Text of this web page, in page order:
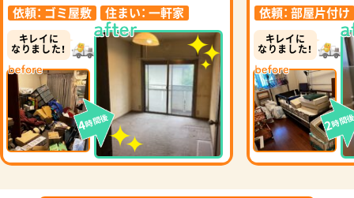
依頼： ゴミ屋敷 住まい： 一軒家
キレイに
なりました！
4時間後
依頼： 部屋片付け
キレイに
なりました！
2時間